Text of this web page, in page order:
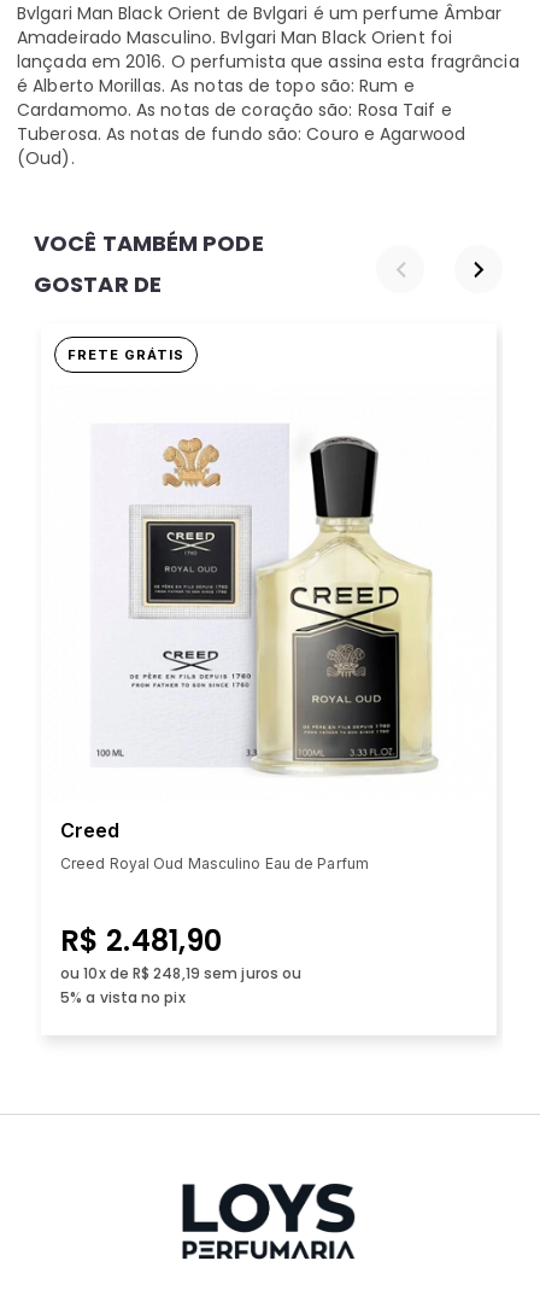
Bvlgari Man Black Orient de Bvlgari é um perfume Âmbar
Amadeirado Masculino. Bvlgari Man Black Orient foi
lançada em 2016. O perfumista que assina esta fragrância
é Alberto Morillas. As notas de topo são: Rum e
Cardamomo. As notas de coração são: Rosa Taif e
Tuberosa. As notas de fundo são: Couro e Agarwood
(Oud).
VOCÊ TAMBÉM PODE
GOSTAR DE
FRETE GRÁTIS
Creed
Creed Royal Oud Masculino Eau de Parfum
R$ 2.481,90
ou 10x de R$ 248,19 sem juros ou
5% a vista no pix